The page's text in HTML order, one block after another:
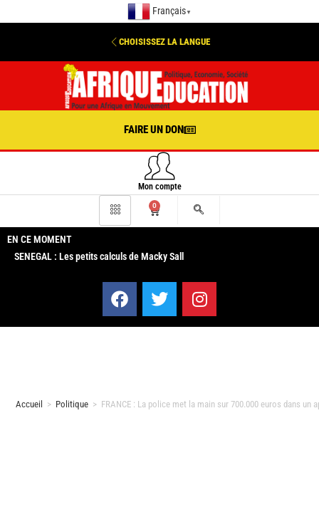
Français ▼
CHOISISSEZ LA LANGUE
FAIRE UN DON
Mon compte
0
EN CE MOMENT
SENEGAL : Les petits calculs de Macky Sall
Accueil > Politique > FRANCE : La police met la main sur 700.000 euros dans un